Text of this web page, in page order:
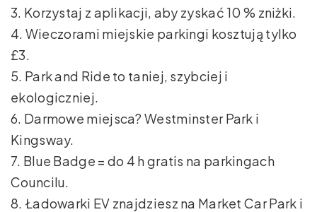
3. Korzystaj z aplikacji, aby zyskać 10 % zniżki.
4. Wieczorami miejskie parkingi kosztują tylko
£3.
5. Park and Ride to taniej, szybciej i
ekologiczniej.
6. Darmowe miejsca? Westminster Park i
Kingsway.
7. Blue Badge = do 4 h gratis na parkingach
Councilu.
8. Ładowarki EV znajdziesz na Market Car Park i